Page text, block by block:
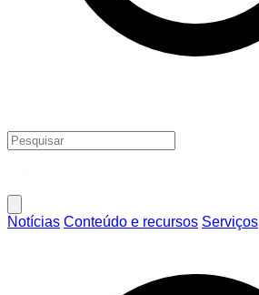
Notícias Conteúdo e recursos Serviços